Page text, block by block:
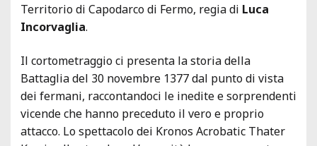
Territorio di Capodarco di Fermo, regia di Luca
Incorvaglia.
Il cortometraggio ci presenta la storia della
Battaglia del 30 novembre 1377 dal punto di vista
dei fermani, raccontandoci le inedite e sorprendenti
vicende che hanno preceduto il vero e proprio
attacco. Lo spettacolo dei Kronos Acrobatic Thater